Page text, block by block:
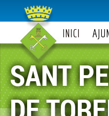
INICI